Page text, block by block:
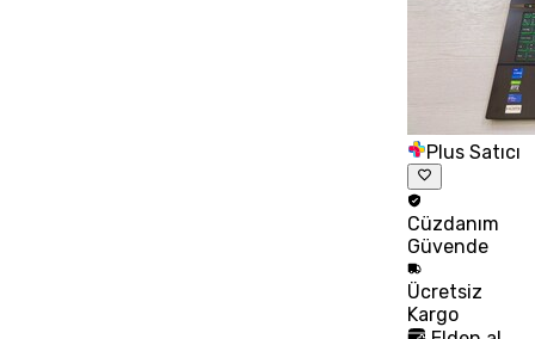
Plus Satıcı
Cüzdanım
Güvende
Ücretsiz
Kargo